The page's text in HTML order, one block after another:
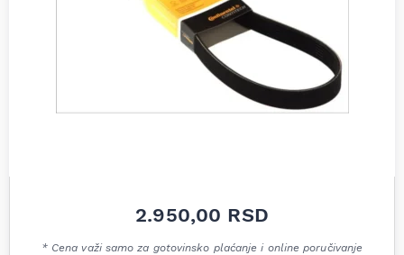
2.950,00 RSD
* Cena važi samo za gotovinsko plaćanje i online poručivanje